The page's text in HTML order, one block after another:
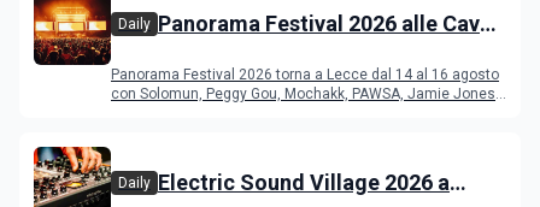
Daily Panorama Festival 2026 alle Cave
programma
Panorama Festival 2026 torna a Lecce dal 14 al 16 agosto
con Solomun, Peggy Gou, Mochakk, PAWSA, Jamie Jones
Daily Electric Sound Village 2026 a